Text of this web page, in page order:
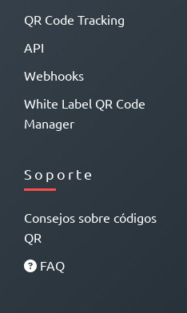
QR Code Tracking
API
Webhooks
White Label QR Code
Manager
Soporte
Consejos sobre códigos
QR
FAQ